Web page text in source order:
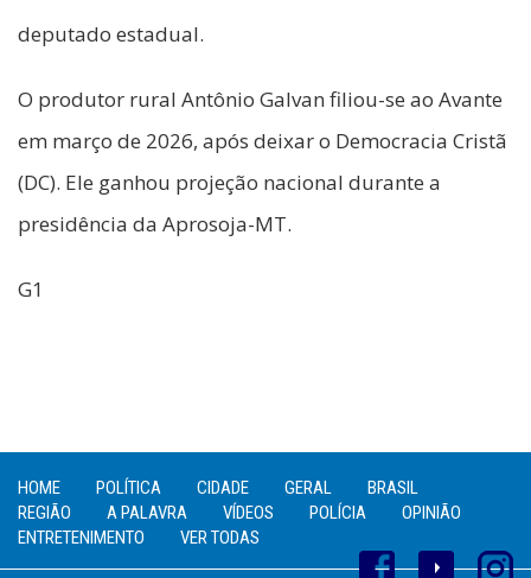
deputado estadual.
O produtor rural Antônio Galvan filiou-se ao Avante
em março de 2026, após deixar o Democracia Cristã
(DC). Ele ganhou projeção nacional durante a
presidência da Aprosoja-MT.
G1
HOME POLÍTICA CIDADE GERAL
BRASIL
REGIÃO
A PALAVRA VÍDEOS POLÍCIA
OPINIÃO
ENTRETENIMENTO
VER TODAS